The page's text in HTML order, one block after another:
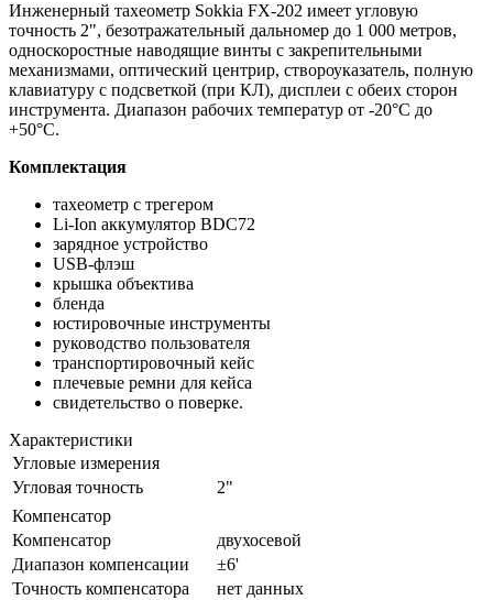
Инженерный тахеометр Sokkia FX-202 имеет угловую
точность 2", безотражательный дальномер до 1 000 метров,
односкоростные наводящие винты с закрепительными
механизмами, оптический центрир, створоуказатель, полную
клавиатуру с подсветкой (при КЛ), дисплеи с обеих сторон
инструмента. Диапазон рабочих температур от -20°C до
+50°C.
Комплектация
тахеометр с трегером
Li-Ion аккумулятор BDC72
зарядное устройство
USB-флэш
крышка объектива
бленда
юстировочные инструменты
руководство пользователя
транспортировочный кейс
плечевые ремни для кейса
свидетельство о поверке.
Характеристики
Угловые измерения
Угловая точность
2"
Компенсатор
Компенсатор
двухосевой
Диапазон компенсации
±6'
Точность компенсатора
нет данных